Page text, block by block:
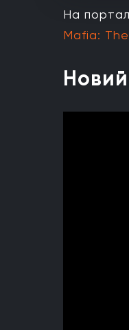
На
Mafia: